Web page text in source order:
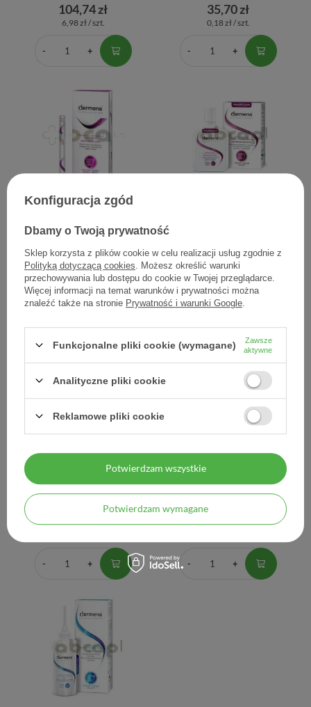
104,74 zł
6,98 zł / szt.
35,70 zł
0,18 zł / szt.
Dermena Lash, odżywka do
39,48 zł
3,59 zł / szt.
38,20 zł
0,19 zł / szt.
Dermena Sensitive, serum
do wrażliwej skóry głowy,
43,04 zł
Dermena Sensitive,
szampon do wrażliwej
skóry głowy i nadmiernie
wypadających włosów, 200
ml
36,90 zł
Konfiguracja zgód
Dbamy o Twoją prywatność
Sklep korzysta z plików cookie w celu realizacji usług zgodnie z
Polityką dotyczącą cookies . Możesz określić warunki
przechowywania lub dostępu do cookie w Twojej przeglądarce.
Więcej informacji na temat warunków i prywatności można
znaleźć także na stronie Prywatność i warunki Google
Funkcjonalne pliki cookie (wymagane)
Zawsze
aktywne
Analityczne pliki cookie
Reklamowe pliki cookie
Potwierdzam wymagane
Potwierdzam wszystkie